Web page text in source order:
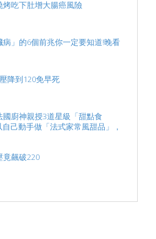
烤吃下肚增大腸癌風險
病」的6個前兆你一定要知道!晚看
降到120免早死
廚神親授3道星級「甜點食
己動手做「法式家常風甜品」，
竟飆破220